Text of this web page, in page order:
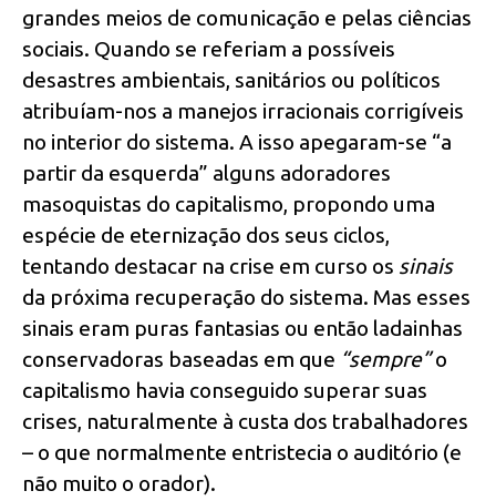
grandes meios de comunicação e pelas ciências
sociais. Quando se referiam a possíveis
desastres ambientais, sanitários ou políticos
atribuíam-nos a manejos irracionais corrigíveis
no interior do sistema. A isso apegaram-se “a
partir da esquerda” alguns adoradores
masoquistas do capitalismo, propondo uma
espécie de eternização dos seus ciclos,
tentando destacar na crise em curso os sinais
da próxima recuperação do sistema. Mas esses
sinais eram puras fantasias ou então ladainhas
conservadoras baseadas em que “sempre”o
capitalismo havia conseguido superar suas
crises, naturalmente à custa dos trabalhadores
– o que normalmente entristecia o auditório (e
não muito o orador).